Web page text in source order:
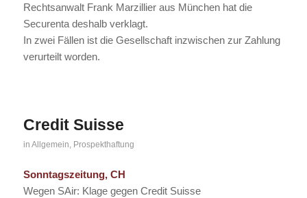
Rechtsanwalt Frank Marzillier aus München hat die
Securenta deshalb verklagt.
In zwei Fällen ist die Gesellschaft inzwischen zur Zahlung
verurteilt worden.
Credit Suisse
in Allgemein Prospekthaftung
Sonntagszeitung, CH
Wegen SAir: Klage gegen Credit Suisse